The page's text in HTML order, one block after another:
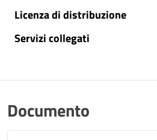
Licenza di distribuzione
Servizi collegati
Documento